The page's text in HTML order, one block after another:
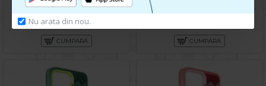
Nu arata din nou.
Husa spate pentru Samsung Galaxy A14- Lito Case Negru
79.90 lei
CUMPARA
Husa spate pentru Samsung Galaxy A14- Happy case
CUMPARA